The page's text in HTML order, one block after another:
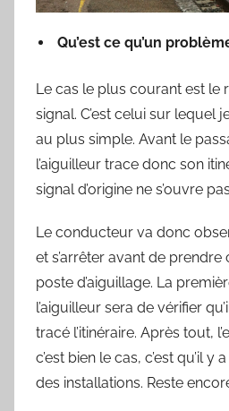
Qu’est ce qu’un
Le cas le plus courant est le
signal. C’est celui sur lequel
au plus simple. Avant le
l’aiguilleur trace donc son
signal d’origine ne s’ouvre
Le conducteur va donc
et s’arrêter avant de
poste d’aiguillage. La
l’aiguilleur sera de vérifier
tracé l’itinéraire. Après tout,
c’est bien le cas, c’est qu’il
des installations. Reste